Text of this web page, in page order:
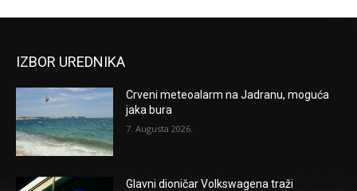
IZBOR UREDNIKA
Crveni meteoalarm na Jadranu, moguća
jaka bura
7. Augusta 2026.
Glavni dioničar Volkswagena traži